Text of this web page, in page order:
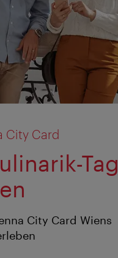
City Card
Tag
City Card Wiens